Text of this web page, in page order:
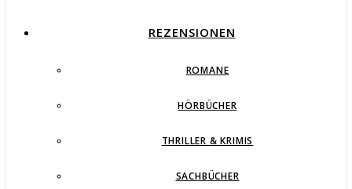
REZENSIONEN
ROMANE
HÖRBÜCHER
THRILLER & KRIMIS
SACHBÜCHER